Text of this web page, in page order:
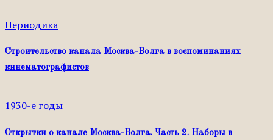
Периодика
Строительство канала Москва-Волга в воспоминаниях
кинематографистов
1930-е годы
Открытки о канале Москва-Волга. Часть 2. Наборы в